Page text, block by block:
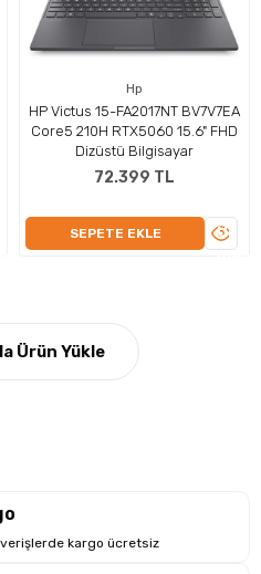
Hp
HP Victus 15-FA2017NT BV7V7EA
Core5 210H RTX5060 15.6" FHD
Dizüstü Bilgisayar
72.399 TL
SEPETE EKLE
Ürün Yükle
kargo ücretsiz